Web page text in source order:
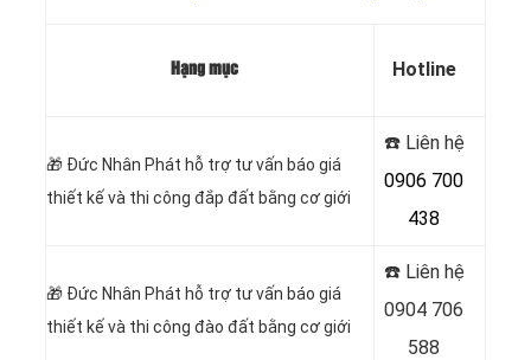
Hạng mục Hotline
🎁 Đức Nhân Phát hỗ trợ tư vấn báo giá
thiết kế và thi công đắp đất bằng cơ giới
☎️ Liên hệ
0906 700
438
🎁 Đức Nhân Phát hỗ trợ tư vấn báo giá
thiết kế và thi công đào đất bằng cơ giới
☎️ Liên hệ
0904 706
588